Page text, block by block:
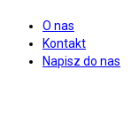
O nas
Kontakt
Napisz do nas